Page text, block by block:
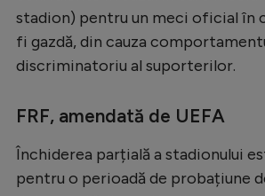
Clasamente
Tenis
Handbal
Natație
stadion) pentru un meci oficial în
fi gazdă, din cauza
discriminatoriu al suporterilor.
FRF, amendată de UEFA
Închiderea parțială a stadionului
pentru o perioadă de probațiune